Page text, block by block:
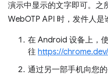
演示中显示的文字即可。之
WebOTP API 时，发件人是
在 Android 设备上，
往 https://
通过另一部手机向您